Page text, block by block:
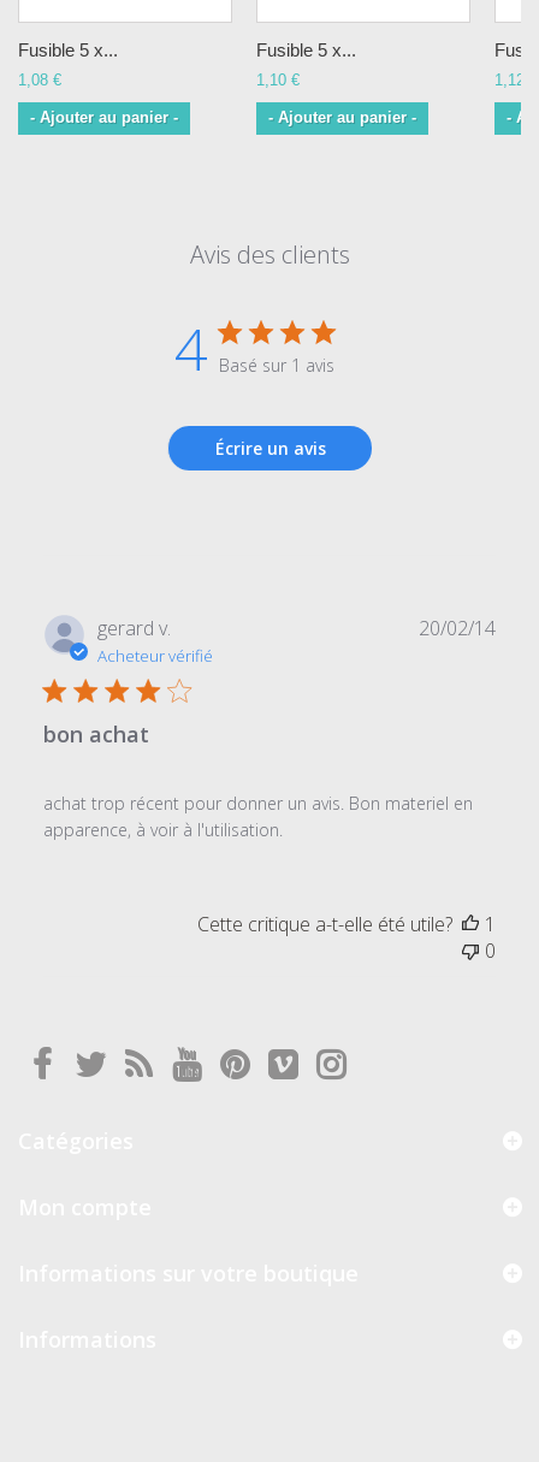
Fusible 5 x...
1,08 €
- Ajouter au panier -
Fusible 5 x...
1,10 €
- Ajouter au panier -
1,12 €
-
Avis des clients
4 Basé sur 1 avis
Écrire un avis
gerard v.
Acheteur vérifié
bon achat
achat trop récent pour donner un avis. Bon materiel en
apparence, à voir à l'utilisation.
Date
20/02/14
Cette critique a-t-elle été utile?
1
0